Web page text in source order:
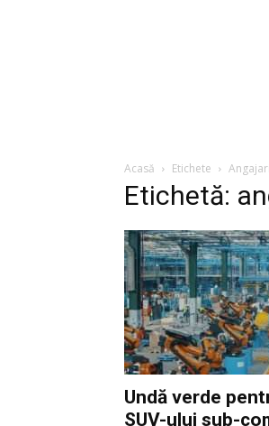
Acasă Etichete
Etichetă:
Undă verde
SUV-ului sub-